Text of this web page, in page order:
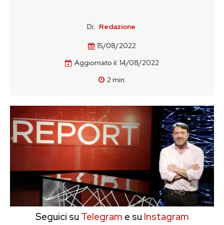
Di: Redazione
15/08/2022
Aggiornato il: 14/08/2022
2min.
Seguici su Telegram e su Instagram